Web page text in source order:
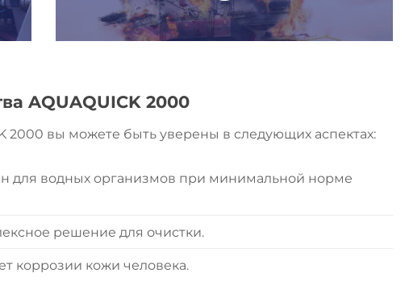
AQUAQUICK 2000
2000 вы можете быть уверены в следующих аспектах:
для водных организмов при минимальной норме
решение для очистки.
коррозии кожи человека.